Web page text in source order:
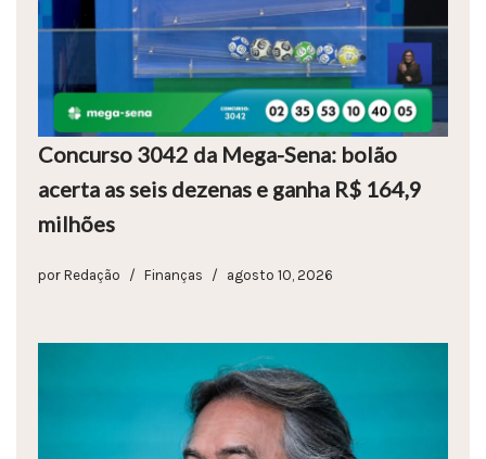
Concurso 3042 da Mega-Sena: bolão
acerta as seis dezenas e ganha R$ 164,9
milhões
por Redação Finanças agosto 10, 2026